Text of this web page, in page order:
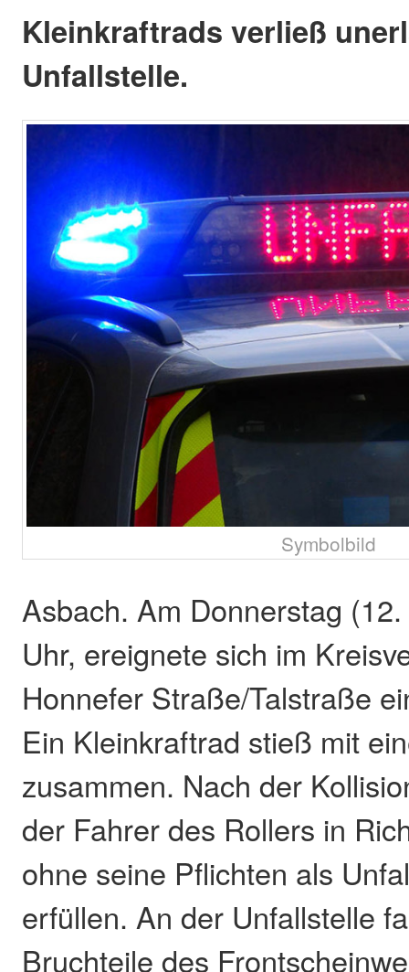
Kleinkraftrads verließ
Unfallstelle.
Symbolbild
Asbach. Am Donnerstag
Uhr, ereignete sich im
Honnefer Straße/Talstraße
Ein Kleinkraftrad stieß mit
zusammen. Nach der
der Fahrer des Rollers in
ohne seine Pflichten als
erfüllen. An der Unfallstelle
Bruchteile des